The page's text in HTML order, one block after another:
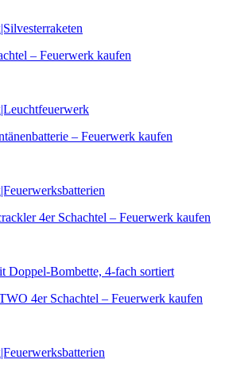
– Feuerwerk kaufen
– Feuerwerk kaufen
4er Schachtel – Feuerwerk kaufen
Doppel-Bombette, 4-fach sortiert
4er Schachtel – Feuerwerk kaufen